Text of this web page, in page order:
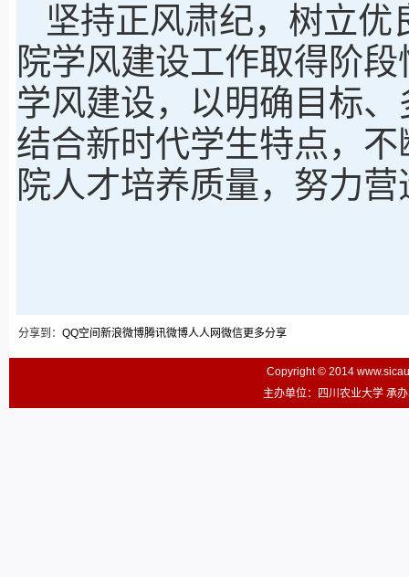
坚持正风肃纪，树立
院学风建设工作取得阶
学风建设，以明确目标
结合新时代学生特点，
院人才培养质量，努力
分享到： QQ空间 新浪微博腾讯微博人人网微信更多分享
Copyright © 2014
主办单位：四川农业大学 承